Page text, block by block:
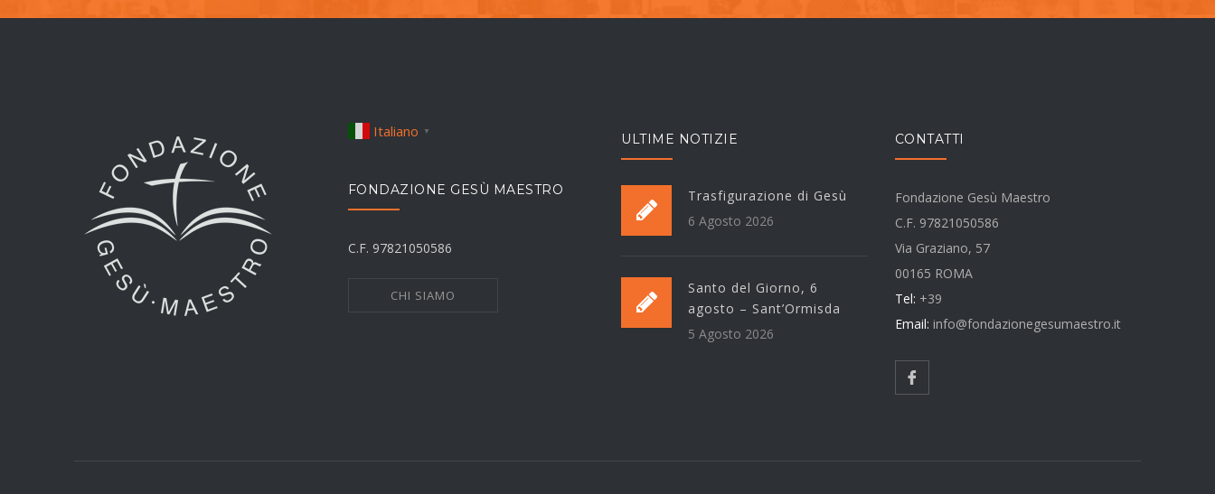
Italiano ▼
FONDAZIONE GESÙ MAESTRO
C.F. 97821050586
CHI SIAMO
ULTIME NOTIZIE
Trasfigurazione di Gesù
6 Agosto 2026
Santo del Giorno, 6
agosto – Sant’Ormisda
5 Agosto 2026
CONTATTI
Fondazione Gesù Maestro
C.F. 97821050586
Via Graziano, 57
00165 ROMA
Tel: +39
Email: info@fondazionegesumaestro.it